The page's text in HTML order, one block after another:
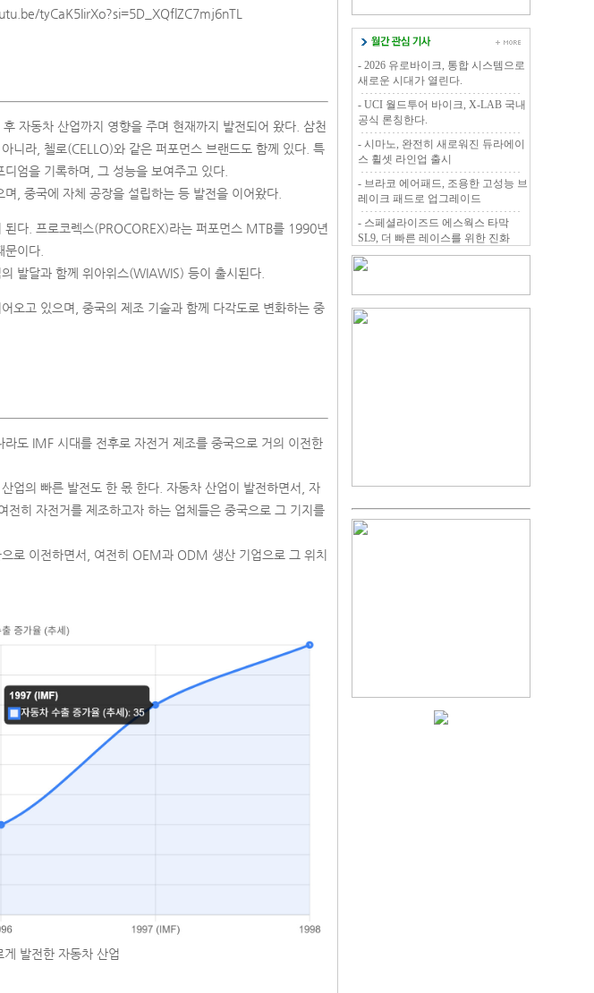
tyCaK5IirXo?si=5D_XQflZC7mj6nTL
자동차 산업까지 영향을 주며 현재까지 발전되어 왔다. 삼천
니라, 첼로(CELLO)와 같은 퍼포먼스 브랜드도 함께 있다. 특
엄을 기록하며, 그 성능을 보여주고 있다.
, 중국에 자체 공장을 설립하는 등 발전을 이어왔다.
다. 프로코렉스(PROCOREX)라는 퍼포먼스 MTB를 1990년
이다.
발달과 함께 위아위스(WIAWIS) 등이 출시된다.
오고 있으며, 중국의 제조 기술과 함께 다각도로 변화하는 중
도 IMF 시대를 전후로 자전거 제조를 중국으로 거의 이전한
업의 빠른 발전도 한 몫 한다. 자동차 산업이 발전하면서, 자
히 자전거를 제조하고자 하는 업체들은 중국으로 그 기지를
로 이전하면서, 여전히 OEM과 ODM 생산 기업으로 그 위치
발전한 자동차 산업
- 2026 유로바이크, 통합 시스템으로
새로운 시대가 열린다.
- UCI 월드투어 바이크, X-LAB 국내
공식 론칭한다.
- 시마노, 완전히 새로워진 듀라에이
스 휠셋 라인업 출시
- 브라코 에어패드, 조용한 고성능 브
레이크 패드로 업그레이드
- 스페셜라이즈드 에스웍스 타막
SL9, 더 빠른 레이스를 위한 진화